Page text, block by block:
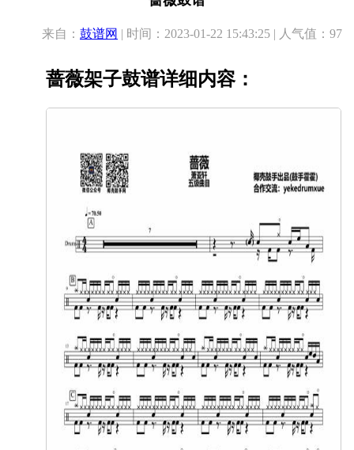
来自： 鼓谱网 | 时间：2023-01-22 15:43:25 | 人气值：97
蔷薇架子鼓谱详细内容：